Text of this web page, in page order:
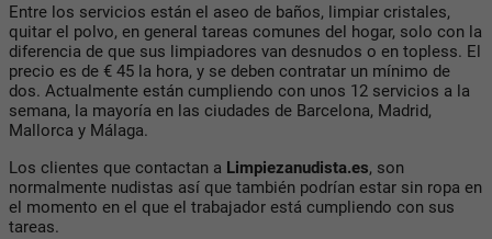
Entre los servicios están el aseo de baños, limpiar cristales,
quitar el polvo, en general tareas comunes del hogar, solo con la
diferencia de que sus limpiadores van desnudos o en topless. El
precio es de € 45 la hora, y se deben contratar un mínimo de
dos. Actualmente están cumpliendo con unos 12 servicios a la
semana, la mayoría en las ciudades de Barcelona, Madrid,
Mallorca y Málaga.
Los clientes que contactan a Limpiezanudista.es, son
normalmente nudistas así que también podrían estar sin ropa en
el momento en el que el trabajador está cumpliendo con sus
tareas.